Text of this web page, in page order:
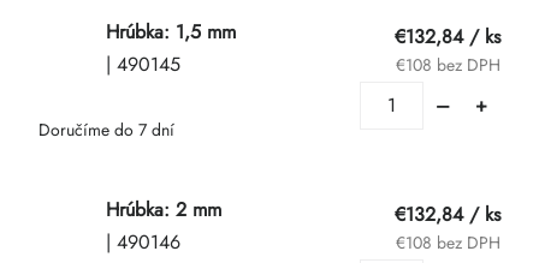
Hrúbka: 1,5 mm
| 490145
€132,84 / ks
€108 bez DPH
Doručíme do 7 dní
Hrúbka: 2 mm
| 490146
€132,84 / ks
€108 bez DPH